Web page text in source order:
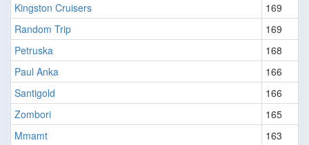
Kingston Cruisers
169
Random Trip
169
Petruska
168
Paul Anka
166
Santigold
166
Zombori
165
Mmamt
163